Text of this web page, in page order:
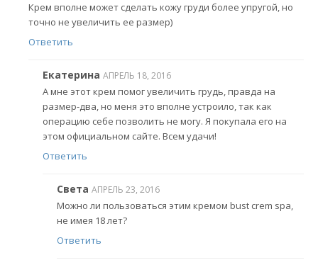
Крем вполне может сделать кожу груди более упругой, но
точно не увеличить ее размер)
Ответить
Екатерина АПРЕЛЬ 18, 2016
А мне этот крем помог увеличить грудь, правда на
размер-два, но меня это вполне устроило, так как
операцию себе позволить не могу. Я покупала его на
этом официальном сайте. Всем удачи!
Ответить
Света АПРЕЛЬ 23, 2016
Можно ли пользоваться этим кремом bust crem spa,
не имея 18 лет?
Ответить